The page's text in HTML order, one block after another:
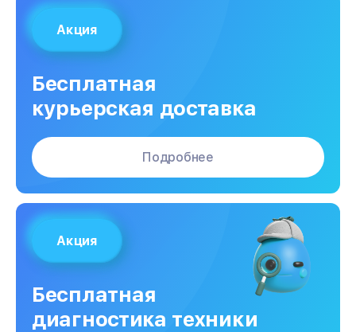
Акция
Бесплатная
курьерская доставка
Подробнее
Акция
Бесплатная
диагностика техники